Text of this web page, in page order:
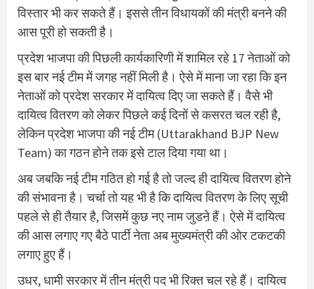
विस्तार भी कर सकते हैं। इससे तीन विधायकों की मंत्री बनने की
आस पूरी हो सकती है।
प्रदेश भाजपा की पिछली कार्यकारिणी में शामिल रहे 17 नेताओं को
इस बार नई टीम में जगह नहीं मिली है। ऐसे में माना जा रहा कि इन
नेताओं को प्रदेश सरकार में दायित्व दिए जा सकते हैं। वैसे भी
दायित्व वितरण को लेकर पिछले कई दिनों से कसरत चल रही है,
लेकिन प्रदेश भाजपा की नई टीम (Uttarakhand BJP New
Team) का गठन होने तक इसे टाल दिया गया था।
अब जबकि नई टीम गठित हो गई है तो जल्द ही दायित्व वितरण होने
की संभावना है। चर्चा तो यह भी है कि दायित्व वितरण के लिए सूची
पहले से ही तैयार है, जिसमें कुछ नए नाम जुडऩे हैं। ऐसे में दायित्व
की आस लगाए गए बैठे पार्टी नेता अब मुख्यमंत्री की ओर टकटकी
लगाए हुए हैं।
उधर, धामी सरकार में तीन मंत्री पद भी रिक्त चल रहे हैं। दायित्व